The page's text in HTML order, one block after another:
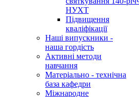
НУХТ
Підвищення
кваліфікації
Наші випускники -
наша гордість
Активні методи
навчання
Матеріально - технічна
база кафедри
Міжнародне